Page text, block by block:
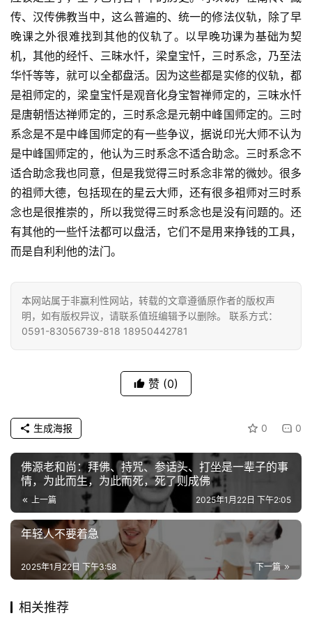
专
题
公
益
慈
善
佛
教
人
物
寺
礼
录
佛
教
艺
术
策
法
登录 注册
传、汉传佛教当中，这么普遍的、统一的修法仪轨，除了早
晚课之外很难找到其他的仪轨了。以早晚功课为基础为契
机，其他的经忏、三昧水忏，梁皇宝忏，三时系念，乃至法
华忏等等，就可以全都盘活。因为这些都是实修的仪轨，都
是祖师定的，梁皇宝忏是观音化身宝智禅师定的，三味水忏
是唐朝悟达禅师定的，三时系念是元朝中峰国师定的。三时
系念是不是中峰国师定的有一些争议，据说印光大师不认为
是中峰国师定的，他认为三时系念不适合助念。三时系念不
适合助念我也同意，但是我觉得三时系念非常的微妙。很多
的祖师大德，包括现在的星云大师，还有很多祖师对三时系
念也是很推崇的，所以我觉得三时系念也是没有问题的。还
有其他的一些忏法都可以盘活，它们不是用来挣钱的工具，
而是自利利他的法门。
本网站属于非赢利性网站，转载的文章遵循原作者的版权声
明，如有版权异议，请联系值班编辑予以删除。 联系方式：
0591-83056739-818 18950442781
赞 (0)
0 0
生成海报
佛源老和尚：拜佛、持咒、参话头、打坐是一辈子的事
情，为此而生，为此而死，死了则成佛
上一篇 2025年1月22日 下午2:05
年轻人不要着急
下一篇
2025年1月22日 下午3:58
相关推荐